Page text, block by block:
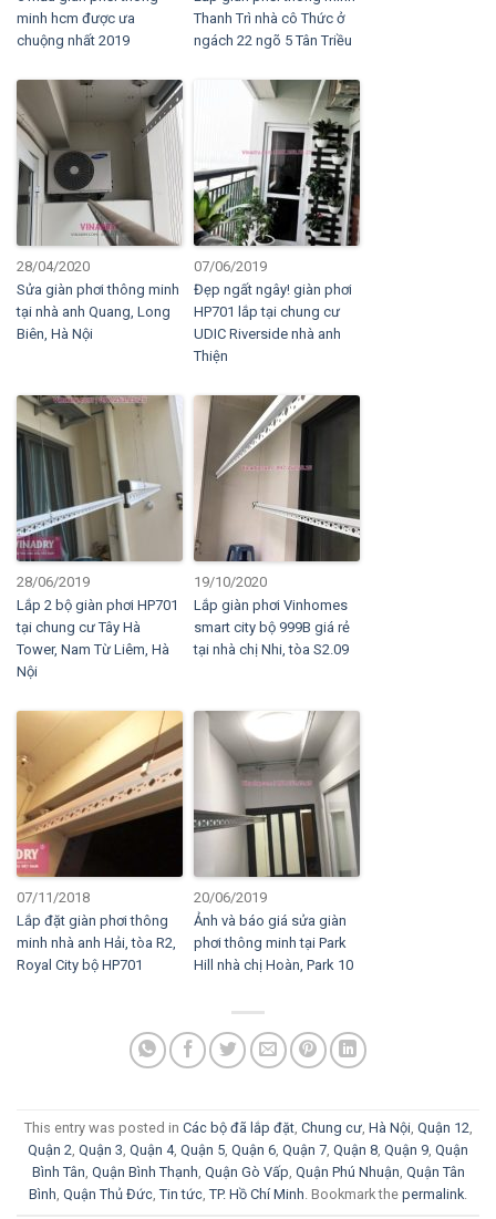
minh hcm được ưa
chuộng nhất 2019
Thanh Trì nhà cô Thức ở
ngách 22 ngõ 5 Tân Triều
28/04/2020
Sửa giàn phơi thông minh
tại nhà anh Quang, Long
Biên, Hà Nội
07/06/2019
Đẹp ngất ngây! giàn phơi
HP701 lắp tại chung cư
UDIC Riverside nhà anh
Thiện
28/06/2019
Lắp 2 bộ giàn phơi HP701
tại chung cư Tây Hà
Tower, Nam Từ Liêm, Hà
Nội
19/10/2020
Lắp giàn phơi Vinhomes
smart city bộ 999B giá rẻ
tại nhà chị Nhi, tòa S2.09
07/11/2018
Lắp đặt giàn phơi thông
minh nhà anh Hải, tòa R2,
Royal City bộ HP701
20/06/2019
Ảnh và báo giá sửa giàn
phơi thông minh tại Park
Hill nhà chị Hoàn, Park 10
This entry was posted in Các bộ đã lắp đặt, Chung cư, Hà Nội, Quận 12,
Quận 2, Quận 3, Quận 4, Quận 5, Quận 6, Quận 7, Quận 8, Quận 9, Quận
Bình Tân, Quận Bình Thạnh, Quận Gò Vấp, Quận Phú Nhuận, Quận Tân
Bình, Quận Thủ Đức, Tin tức, TP. Hồ Chí Minh. Bookmark the permalink.